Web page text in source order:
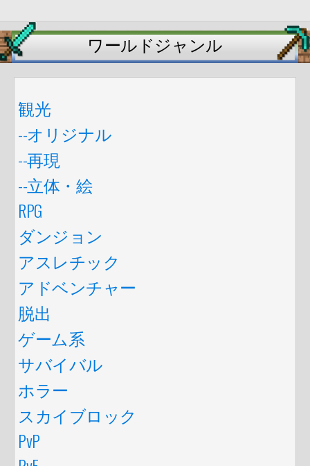
ワールドジャンル
観光
--オリジナル
--再現
--立体・絵
RPG
ダンジョン
アスレチック
アドベンチャー
脱出
ゲーム系
サバイバル
ホラー
スカイブロック
PvP